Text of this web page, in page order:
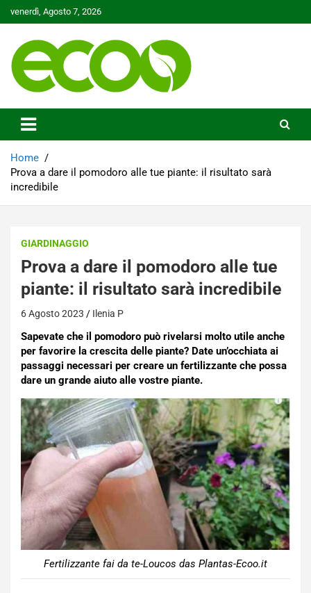
to
venerdì, Agosto 7, 2026
Ecoo.it
Home
Prova a dare il pomodoro alle tue piante: il risultato sarà
incredibile
GIARDINAGGIO
Prova a dare il pomodoro alle tue
piante: il risultato sarà incredibile
6 Agosto 2023 Ilenia P
Sapevate che il pomodoro può rivelarsi molto utile anche
per favorire la crescita delle piante? Date un’occhiata ai
passaggi necessari per creare un fertilizzante che possa
dare un grande aiuto alle vostre piante.
Fertilizzante fai da te-Loucos das Plantas-Ecoo.it